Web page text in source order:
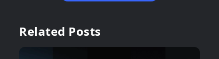
Related Posts